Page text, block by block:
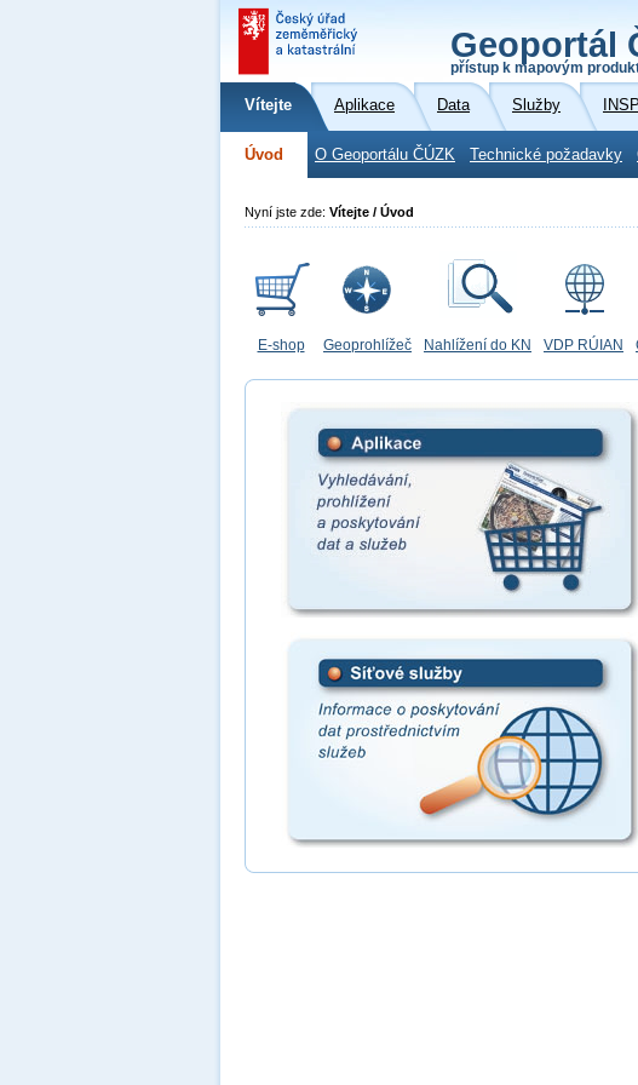
Geoportál
přístup k mapovým
Vítejte Aplikace Data Služby
Úvod O Geoportálu ČÚZK Technické požadavky
Nyní jste zde: Vítejte / Úvod
E-shop Geoprohlížeč Nahlížení do KN VDP RÚIAN